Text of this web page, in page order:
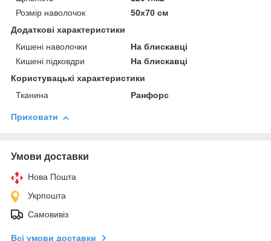
Розмір наволочок
50х70 см
Додаткові характеристики
Кишені наволочки
На блискавці
Кишені підковдри
На блискавці
Користувацькi характеристики
Тканина
Ранфорс
Приховати
Умови доставки
Нова Пошта
Укрпошта
Самовивіз
Всі умови доставки